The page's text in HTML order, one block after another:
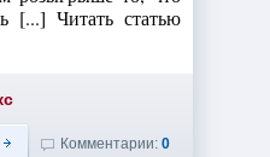
[...] Читать статью
Комментарии: 0